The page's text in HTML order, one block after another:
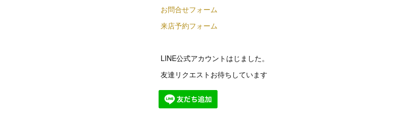
お問合せフォーム
来店予約フォーム
LINE公式アカウントはじました。
友達リクエストお待ちしています